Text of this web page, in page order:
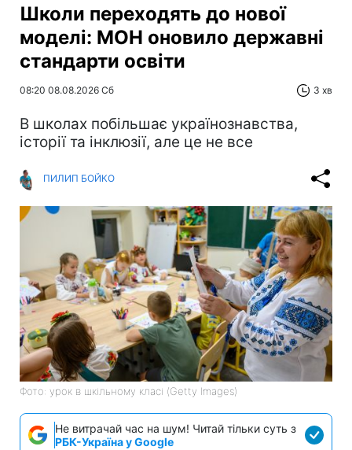
Школи переходять до нової
моделі: МОН оновило державні
стандарти освіти
08:20 08.08.2026 Сб 3 хв
В школах побільшає українознавства,
історії та інклюзії, але це не все
ПИЛИП БОЙКО
Фото: урок в шкільному класі (Getty Images)
Не витрачай час на шум! Читай тільки суть з
РБК-Україна у Google